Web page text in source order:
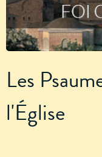
Les
l'Église